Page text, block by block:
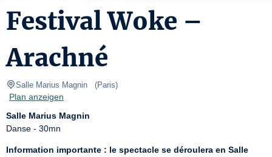
Festival Woke –
Arachné
Salle Marius Magnin (Paris)
Plan anzeigen
Salle Marius Magnin
Danse - 30mn
Information importante : le spectacle se déroulera en Salle